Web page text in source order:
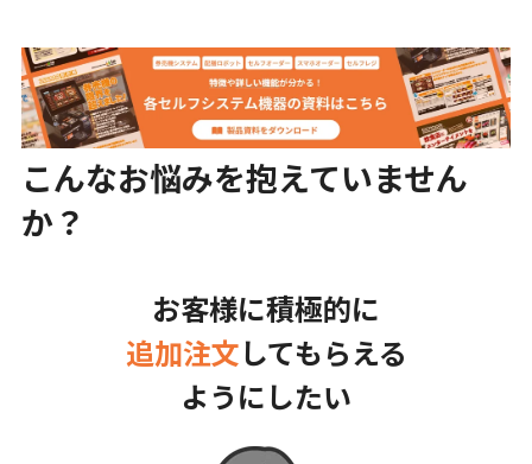
様々なシステム・機能と連動でき、店舗のシステム
をワンストップで対応可能
鈴茂器工のセルフオーダーシステムは、キッチンモニ
かつシームレスな業務フローを実現します。ワンストッ
プでの対応が可能なため、複雑なシステム管理から店舗
スタッフを解放し、円滑な店舗運営をサポートします。
こんなお悩みを抱えていません
か？
お客様に積極的に
追加注文してもらえる
ようにしたい